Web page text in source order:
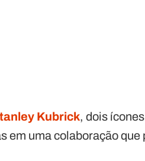
Kubrick, dois
em uma colaboração